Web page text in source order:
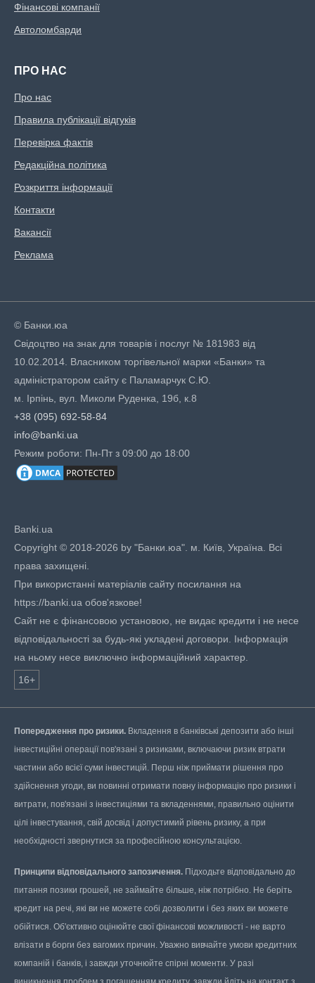
Фінансові компанії
Автоломбарди
ПРО НАС
Про нас
Правила публікації відгуків
Перевірка фактів
Редакційна політика
Розкриття інформації
Контакти
Вакансії
Реклама
© Банки.юа
Свідоцтво на знак для товарів і послуг № 181983 від
10.02.2014. Власником торгівельної марки «Банки» та
адміністратором сайту є Паламарчук С.Ю.
м. Ірпінь, вул. Миколи Руденка, 19б, к.8
+38 (095) 692-58-84
info@banki.ua
Режим роботи: Пн-Пт з 09:00 до 18:00
Banki.ua
Copyright © 2018-2026 by "Банки.юа". м. Київ, Україна. Всі
права захищені.
При використанні матеріалів сайту посилання на
https://banki.ua обов'язкове!
Сайт не є фінансовою установою, не видає кредити і не несе
відповідальності за будь-які укладені договори. Інформація
на ньому несе виключно інформаційний характер.
16+
Попередження про ризики. Вкладення в банківські депозити або інші
інвестиційні операції пов'язані з ризиками, включаючи ризик втрати
частини або всієї суми інвестицій. Перш ніж приймати рішення про
здійснення угоди, ви повинні отримати повну інформацію про ризики і
витрати, пов'язані з інвестиціями та вкладеннями, правильно оцінити
цілі інвестування, свій досвід і допустимий рівень ризику, а при
необхідності звернутися за професійною консультацією.
Принципи відповідального запозичення. Підходьте відповідально до
питання позики грошей, не займайте більше, ніж потрібно. Не беріть
кредит на речі, які ви не можете собі дозволити і без яких ви можете
обійтися. Об'єктивно оцінюйте свої фінансові можливості - не варто
влізати в борги без вагомих причин. Уважно вивчайте умови кредитних
компаній і банків, і завжди уточнюйте спірні моменти. У разі